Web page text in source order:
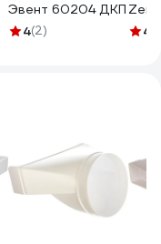
Эвент 60204 ДКП
4(2)
4.9